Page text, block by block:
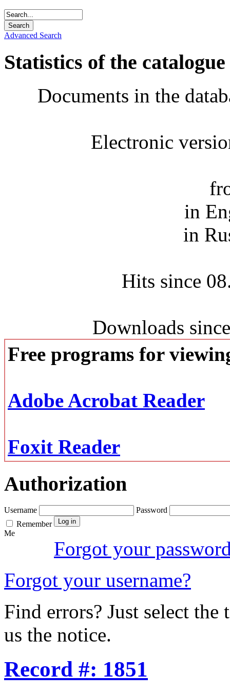
Advanced Search
Statistics of the catalogue
Documents in the
Electronic
in
in
Hits since
Downloads
Free programs for
Adobe Acrobat Reader
Foxit Reader
Authorization
Username
Password
Remember
Me
Forgot your
Forgot your username?
Find errors? Just select
us the notice.
Record #: 1851